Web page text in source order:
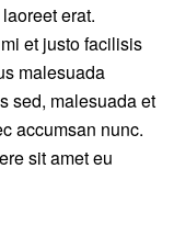
erat.
et justo facilisis
malesuada
sed, malesuada et
accumsan nunc.
sit amet eu